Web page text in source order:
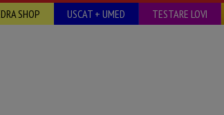
SHOP USCAT + UMED TESTARE LOVI